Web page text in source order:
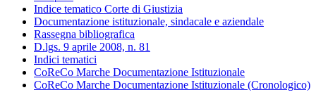
Indice tematico Corte di Giustizia
Documentazione istituzionale, sindacale e aziendale
Rassegna bibliografica
D.lgs. 9 aprile 2008, n. 81
Indici tematici
CoReCo Marche Documentazione Istituzionale
CoReCo Marche Documentazione Istituzionale (Cronologico)